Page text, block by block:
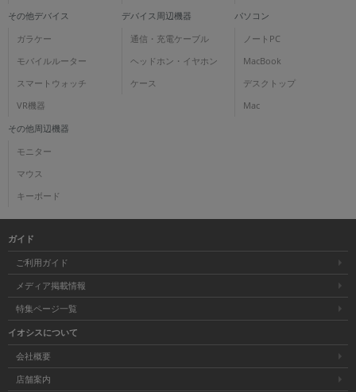
その他デバイス
ガラケー
モバイルルーター
スマートウォッチ
VR機器
デバイス周辺機器
通信・充電ケーブル
ヘッドホン・イヤホン
ケース
パソコン
ノートPC
MacBook
デスクトップ
Mac
その他周辺機器
モニター
マウス
キーボード
ガイド
ご利用ガイド
メディア掲載情報
特集ページ一覧
イオシスについて
会社概要
店舗案内